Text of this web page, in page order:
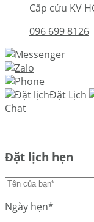
Cấp cứu KV
096 699 8126
Đặt Lịch
Chat
Đặt lịch hẹn
Ngày hẹn*